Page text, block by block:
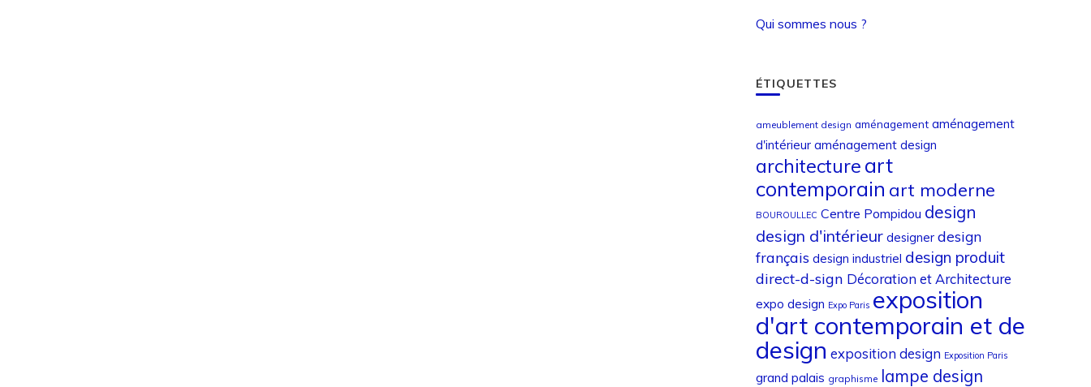
Qui sommes nous ?
ÉTIQUETTES
ameublement design aménagement aménagement
d'intérieur aménagement design
architecture art
contemporain art moderne
BOUROULLEC Centre Pompidou design
design d'intérieur designer design
français design industriel design produit
direct-d-sign Décoration et Architecture
expo design Expo Paris exposition
d'art contemporain et de
design exposition design Exposition Paris
grand palais graphisme lampe design